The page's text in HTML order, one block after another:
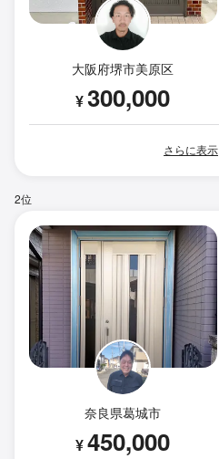
大阪府堺市美原区
¥300,000
さらに表示
2位
奈良県葛城市
¥450,000